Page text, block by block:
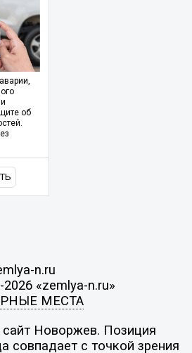
об
n.ru
«zemlya-n.ru»
МЕСТА
Новоржев. Позиция
совпадает с точкой зрения